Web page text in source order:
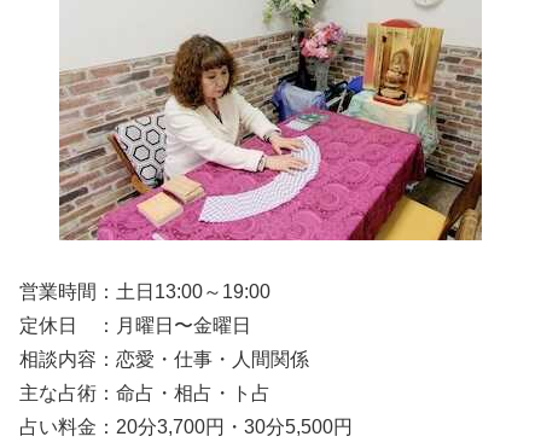
営業時間：土日13:00～19:00
定休日 ：月曜日〜金曜日
相談内容：恋愛・仕事・人間関係
主な占術：命占・相占・ト占
占い料金：20分3,700円・30分5,500円